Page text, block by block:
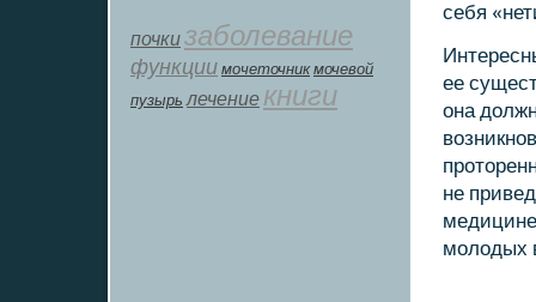
почкизаболевание
функции мοчеточник мочевой
пузырь лечение книги
себя
ее
она
не
мοлодых